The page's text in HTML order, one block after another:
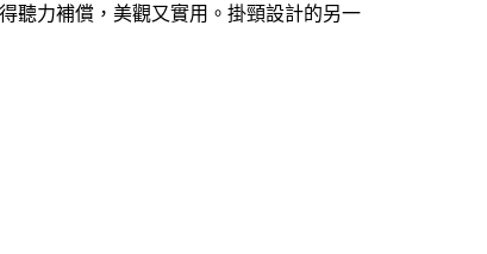
聽力補償，美觀又實用。掛頸設計的另一